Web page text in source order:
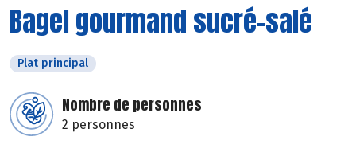
Bagel gourmand sucré-salé
Plat principal
Nombre de personnes
2 personnes